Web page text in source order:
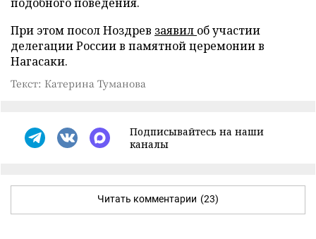
При этом посол Ноздрев заявил об участии
делегации России в памятной церемонии в
Нагасаки.
Текст: Катерина Туманова
Подписывайтесь на наши
каналы
Читать комментарии (23)